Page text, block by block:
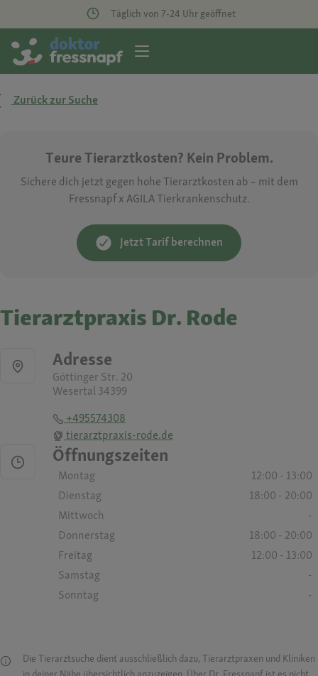
Täglich von 7-24 Uhr geöffnet
Zurück zur Suche
Teure Tierarztkosten? Kein Problem.
Sichere dich jetzt gegen hohe Tierarztkosten ab – mit dem
Fressnapf x AGILA Tierkrankenschutz.
Jetzt Tarif berechnen
Tierarztpraxis Dr. Rode
Adresse
Göttinger Str. 20
Wesertal 34399
+495574308
tierarztpraxis-rode.de
Öffnungszeiten
Montag
12:00 - 13:00
Dienstag
18:00 - 20:00
Mittwoch
-
Donnerstag
18:00 - 20:00
Freitag
12:00 - 13:00
Samstag
-
Sonntag
-
Die Tierarztsuche dient ausschließlich dazu, Tierarztpraxen und Kliniken